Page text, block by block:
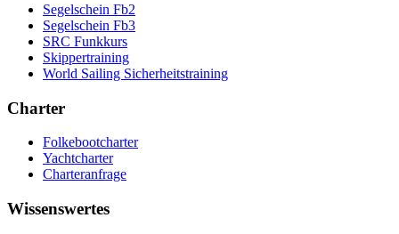
Segelschein Fb2
Segelschein Fb3
SRC Funkkurs
Skippertraining
World Sailing Sicherheitstraining
Charter
Folkebootcharter
Yachtcharter
Charteranfrage
Wissenswertes